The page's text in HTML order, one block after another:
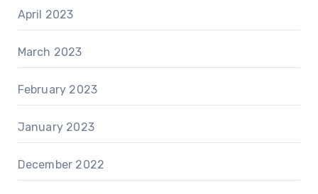
April 2023
March 2023
February 2023
January 2023
December 2022